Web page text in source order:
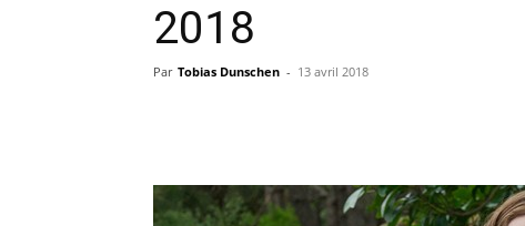
2018
Par Tobias Dunschen - 13 avril 2018